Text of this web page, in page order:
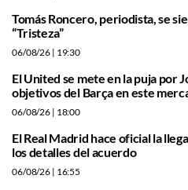
Tomás Roncero, periodista, se
“Tristeza”
06/08/26 | 19:30
El United se mete en la puja por
objetivos del Barça en este
06/08/26 | 18:00
El Real Madrid hace oficial la
los detalles del acuerdo
06/08/26 | 16:55